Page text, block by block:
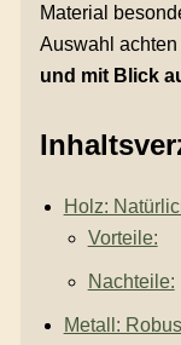
Material
Auswahl
und mit Blick
Holz:
Vorteile:
Nachteile:
Metall: